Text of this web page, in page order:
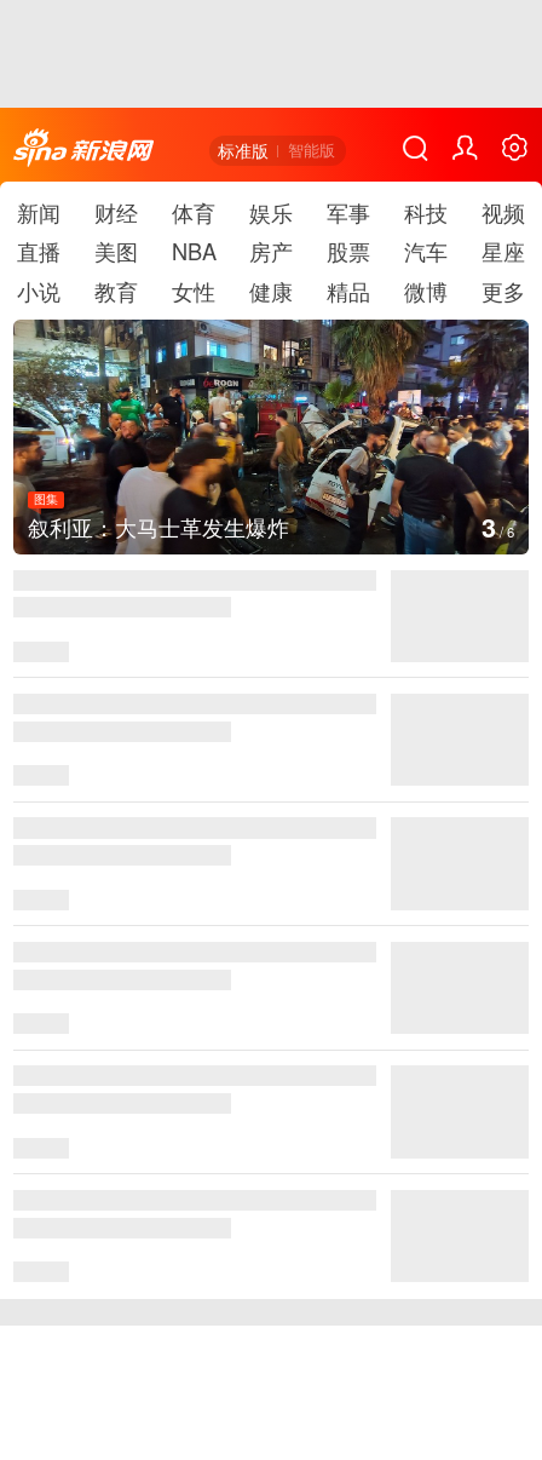
标准版 智能版
新闻 财经 体育 娱乐 军事 科技
视频
直播
美图 NBA 房产 股票 汽车
星座
小说
教育 女性 健康 精品 微博 更多
亚：大马士革发生爆炸
图集
云南
4/6